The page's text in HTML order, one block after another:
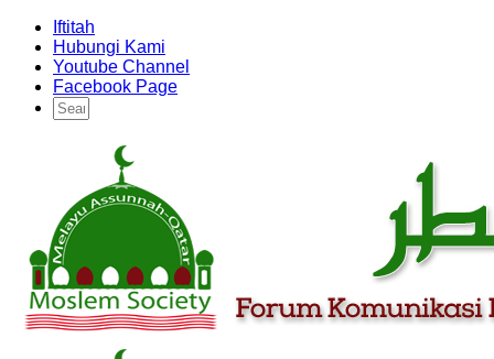
Iftitah
Hubungi Kami
Youtube Channel
Facebook Page